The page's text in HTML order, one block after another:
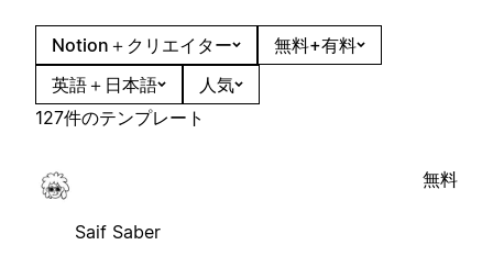
Notion＋クリエイター
無料+有料
英語＋日本語
人気
127件のテンプレート
Saif Saber
無料